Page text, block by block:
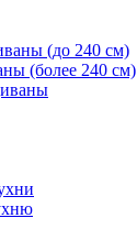
(до 240 см)
(более 240 см)